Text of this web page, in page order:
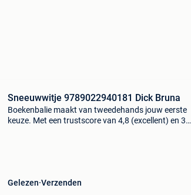
Sneeuwwitje 9789022940181 Dick Bruna
Boekenbalie maakt van tweedehands jouw eerste
keuze. Met een trustscore van 4,8 (excellent) en 30
Gelezen Verzenden